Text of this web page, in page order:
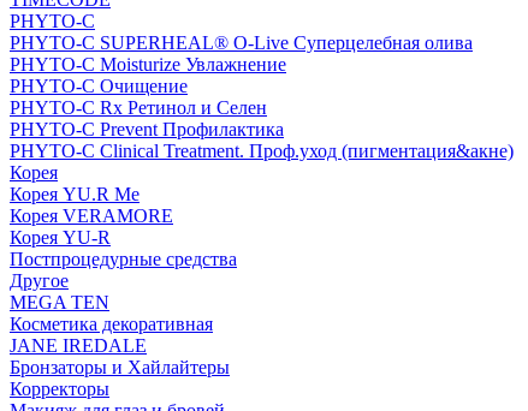
PHYTO-C
PHYTO-C SUPERHEAL® O-Live Суперцелебная олива
PHYTO-C Moisturize Увлажнение
PHYTO-C Очищение
PHYTO-C Rx Ретинол и Селен
PHYTO-C Prevent Профилактика
PHYTO-C Clinical Treatment. Проф.уход (пигментация&акне)
Корея
Корея YU.R Me
Корея VERAMORE
Корея YU-R
Постпроцедурные средства
Другое
MEGA TEN
Косметика декоративная
JANE IREDALE
Бронзаторы и Хайлайтеры
Корректоры